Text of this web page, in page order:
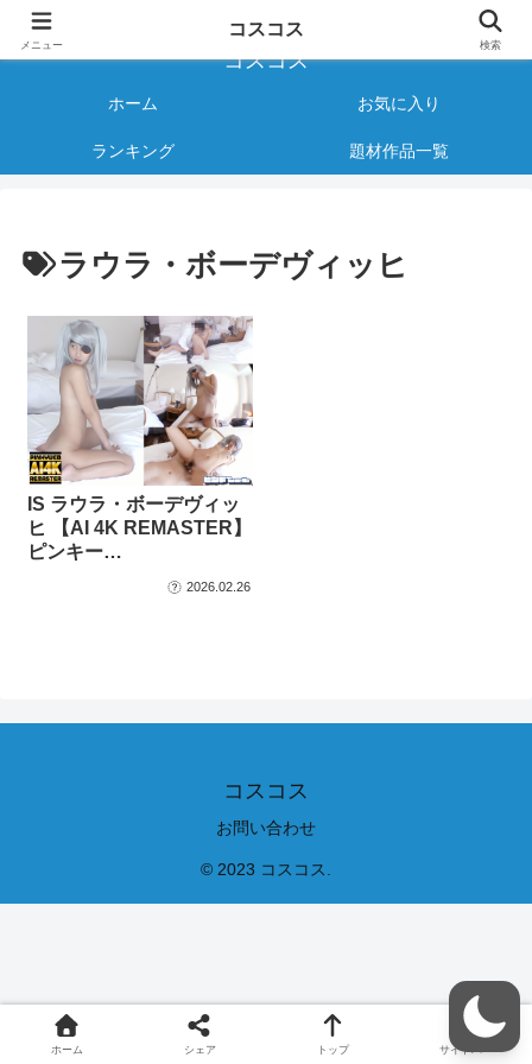
様々なジャンルのコスプレAVをご紹介する情報サイト
コスコス
ホーム お気に入り
ランキング 題材作品一覧
ラウラ・ボーデヴィッヒ
IS ラウラ・ボーデヴィッ
ヒ 【AI 4K REMASTER】
ピンキー…
2026.02.26
コスコス
お問い合わせ
© 2023 コスコス.
メニュー
コスコス
検索
ホーム シェア トップ サイドバー